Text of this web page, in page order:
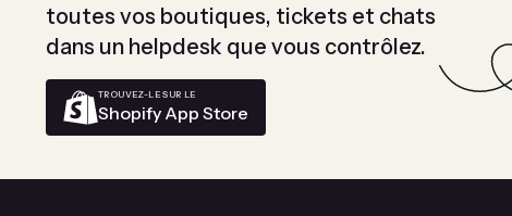
toutes vos boutiques, tickets et chats
dans un helpdesk que vous contrôlez.
TROUVEZ-LE SUR LE
Shopify App Store